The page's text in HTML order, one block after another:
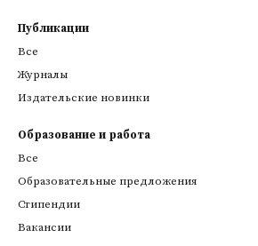
Публикации
Все
Журналы
Издательские новинки
Образование и работа
Все
Образовательные предложения
Стипендии
Вакансии